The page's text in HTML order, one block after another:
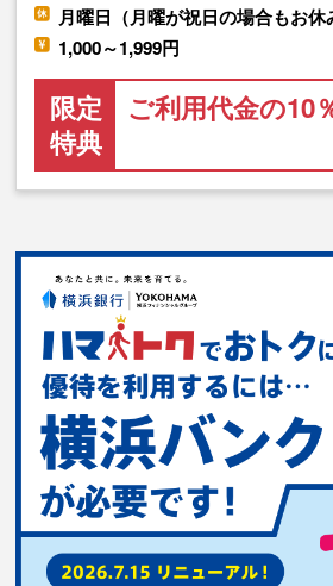
月曜日（月曜が祝日の場合もお休
1,000～1,999円
限定
特典
ご利用代金の10